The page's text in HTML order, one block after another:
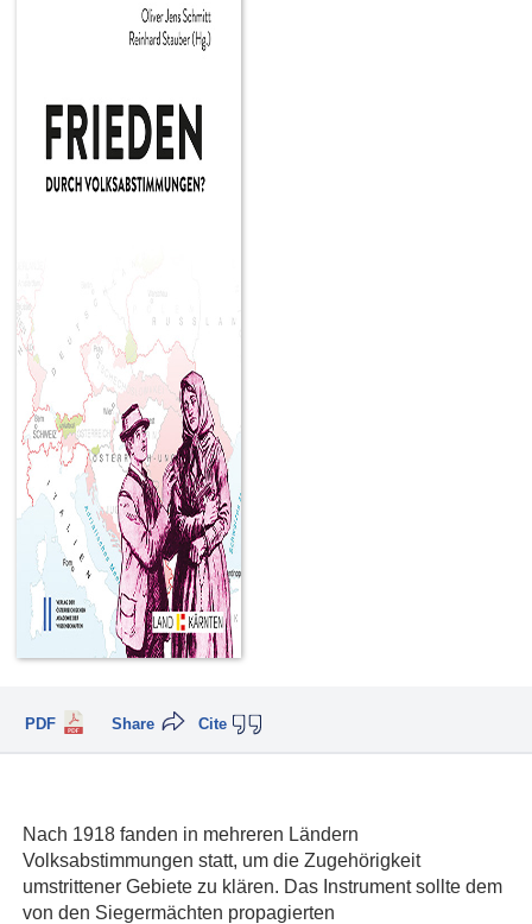
PDF Cite
Share
Nach 1918 fanden in mehreren Ländern
Volksabstimmungen statt, um die Zugehörigkeit
umstrittener Gebiete zu klären. Das Instrument sollte dem
von den Siegermächten propagierten